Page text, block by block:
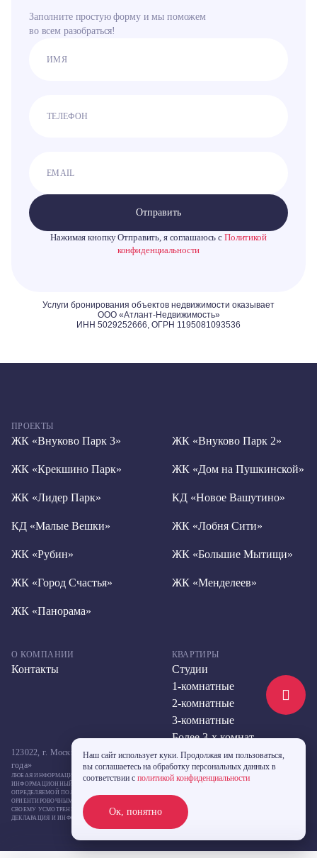
Заполните простую форму и мы поможем
во всем разобраться!
Отправить
Нажимая кнопку Отправить, я соглашаюсь с Политикой
конфиденциальности
ПРОЕКТЫ
ЖК «Внуково Парк 3» ЖК «Внуково Парк 2»
ЖК «Крекшино Парк» ЖК «Дом на Пушкинской»
ЖК «Лидер Парк» КД «Новое Вашутино»
КД «Малые Вешки» ЖК «Лобня Сити»
ЖК «Рубин» ЖК «Большие Мытищи»
ЖК «Город Счастья» ЖК «Менделеев»
ЖК «Панорама»
О КОМПАНИИ
Контакты
КВАРТИРЫ
Студии
1-комнатные
2-комнатные
3-комнатные
Более 3-х комнат
123022, г. Москва, ул. Большая Декабрьская, д. 10, стр. 2,метро «Улица 1905
года»
ЛЮБАЯ ИНФОРМАЦИЯ, ПРЕДСТАВЛЕННАЯ НА ДАННОМ САЙТЕ, НОСИТ ИСКЛЮЧИТЕЛЬНО
ИНФОРМАЦИОННЫЙ ХАРАКТЕР И НИ ПРИ КАКИХ УСЛОВИЯХ НЕ ЯВЛЯЕТСЯ ПУБЛИЧНОЙ ОФЕРТОЙ,
ОПРЕДЕЛЯЕМОЙ ПОЛОЖЕНИЯМИ СТАТЬИ 437 ГК РФ. УКАЗАННЫЕ НА САЙТЕ ЦЕНЫ ЯВЛЯЮТСЯ
ОРИЕНТИРОВОЧНЫМИ, ЗАСТРОЙЩИК МОЖЕТ ИЗМЕНИТЬ УКАЗАННЫЕ ЦЕНЫ В ЛЮБОЙ МОМЕНТ ПО
СВОЕМУ УСМОТРЕНИЮ БЕЗ КАКОГО-ЛИБО ПРЕДВАРИТЕЛЬНОГО УВЕДОМЛЕНИЯ. ПРОЕКТНАЯ
ДЕКЛАРАЦИЯ И ИНФОРМАЦИЯ О ПРОЕКТАХ СТРОИТЕЛЬСТВА РАЗМЕЩЕНА НА САЙТЕ
Наш сайт использует куки. Продолжая им пользоваться,
вы соглашаетесь на обработку персональных данных в
соответствии с политикой конфиденциальности
Ок, понятно